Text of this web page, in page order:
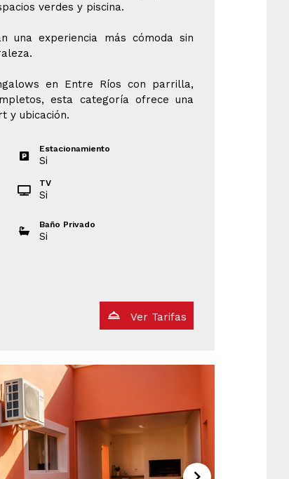
verdes y piscina.
una experiencia más cómoda sin
en Entre Ríos con parrilla,
esta categoría ofrece una
y ubicación.
Estacionamiento
Si
TV
Si
Baño Privado
Si
Ver Tarifas